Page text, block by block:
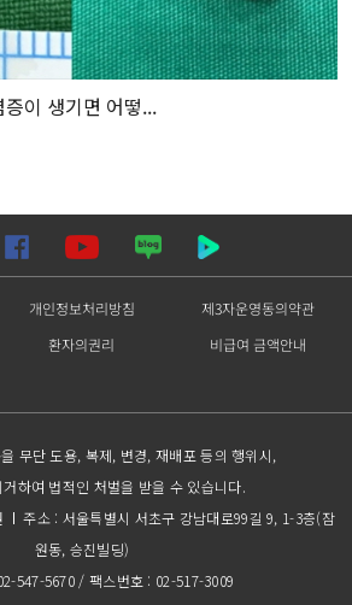
이 생기면 어떻...
개인정보처리방침
제3자운영동의약관
환자의권리
비급여 금액안내
무단 도용, 복제, 변경, 재배포 등의 행위시,
하여 법적인 처벌을 받을 수 있습니다.
주소 : 서울특별시 서초구 강남대로99길 9, 1-3층(잠
원동, 승진빌딩)
547-5670 / 팩스번호 : 02-517-3009